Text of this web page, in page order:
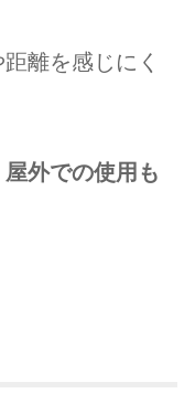
離を感じにく
屋外での使用も